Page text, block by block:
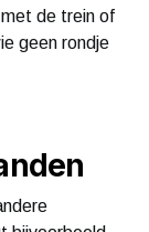
de trein of
geen rondje